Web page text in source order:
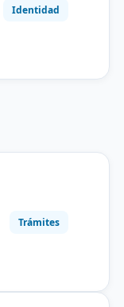
Identidad
Trámites